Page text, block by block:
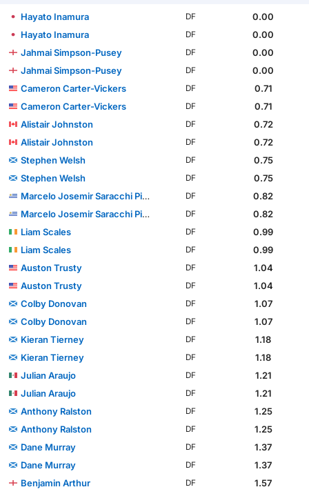
Hayato Inamura DF
0.00
Hayato Inamura
DF
0.00
Jahmai Simpson-Pusey
DF
0.00
Jahmai Simpson-Pusey
DF
0.00
Cameron Carter-Vickers
DF
0.71
Cameron Carter-Vickers
DF
0.71
Alistair Johnston
DF
0.72
Alistair Johnston
DF
0.72
Stephen Welsh
DF
0.75
Stephen Welsh
DF
0.75
Marcelo Josemir Saracchi Pintos
DF
0.82
Marcelo Josemir Saracchi Pintos
DF
0.82
Liam Scales
DF
0.99
Liam Scales
DF
0.99
Auston Trusty
DF
1.04
Auston Trusty
DF
1.04
Colby Donovan
DF
1.07
Colby Donovan
DF
1.07
Kieran Tierney
DF
1.18
Kieran Tierney
DF
1.18
Julian Araujo
DF
1.21
Julian Araujo
DF
1.21
Anthony Ralston
DF
1.25
Anthony Ralston
DF
1.25
Dane Murray
DF
1.37
Dane Murray
DF
1.37
Benjamin Arthur
DF
1.57